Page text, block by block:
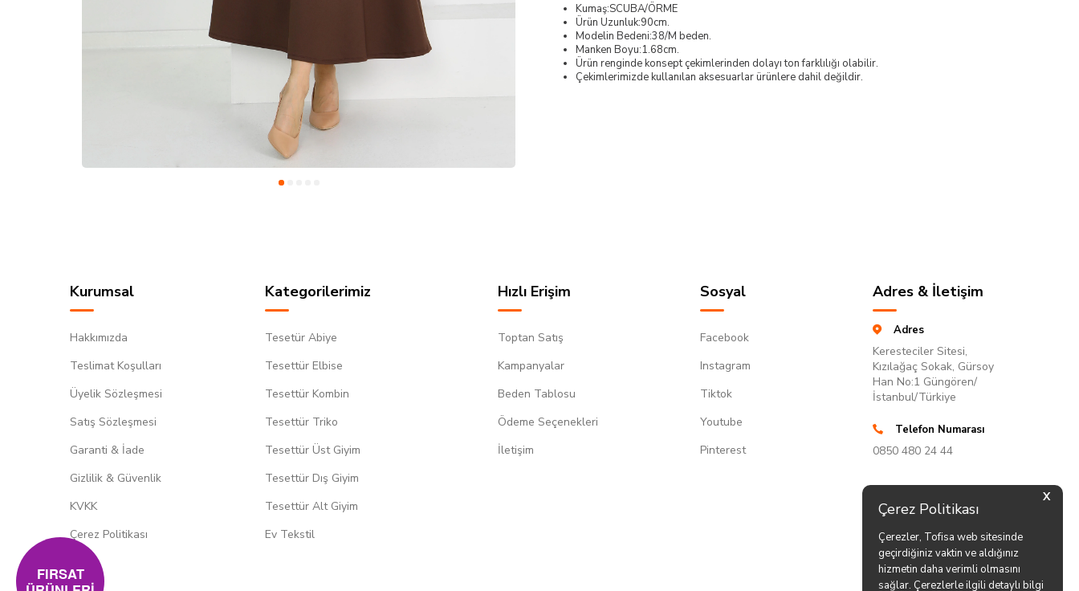
X
Çerez Politikası
Çerezler, Tofisa web sitesinde
geçirdiğiniz vaktin ve aldığınız
hizmetin daha verimli olmasını
sağlar. Çerezlerle ilgili detaylı bilgi
Kumaş:SCUBA/ÖRME
Ürün Uzunluk:90cm.
Modelin Bedeni:38/M beden.
Manken Boyu:1.68cm.
Ürün renginde konsept çekimlerinden dolayı ton farklılığı olabilir.
Çekimlerimizde kullanılan aksesuarlar ürünlere dahil değildir.
Kurumsal
Hakkımızda
Teslimat Koşulları
Üyelik Sözleşmesi
Satış Sözleşmesi
Garanti & İade
Gizlilik & Güvenlik
KVKK
Çerez Politikası
Kategorilerimiz
Tesetür Abiye
Tesettür Elbise
Tesettür Kombin
Tesettür Triko
Tesettür Üst Giyim
Tesettür Dış Giyim
Tesettür Alt Giyim
Ev Tekstil
Hızlı Erişim
Toptan Satış
Kampanyalar
Beden Tablosu
Ödeme Seçenekleri
İletişim
Sosyal
Facebook
Instagram
Tiktok
Youtube
Pinterest
Adres & İletişim
Adres
Keresteciler Sitesi,
Kızılağaç Sokak, Gürsoy
Han No:1 Güngören/
İstanbul/Türkiye
Telefon Numarası
0850 480 24 44
FIRSAT